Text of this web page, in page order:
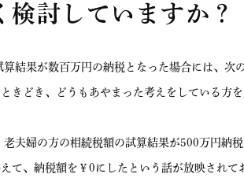
検討していますか？
結果が数百万円の納税となった場合には、次
きどき、どうもあやまった考えをしている方を
夫婦の方の相続税額の試算結果が500万円納
て、納税額を￥0にしたという話が放映されて